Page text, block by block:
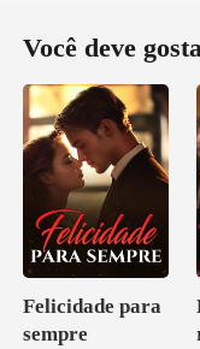
Você deve
Felicidade para
sempre